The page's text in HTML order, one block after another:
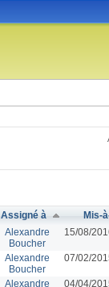
Assigné à Mis-
Alexandre
Boucher
15/08/
Alexandre
Boucher
07/02/
Alexandre
04/04/